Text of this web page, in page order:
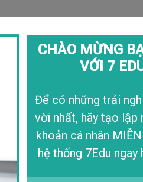
Liên Hệ
CHÀO MỪNG
VỚI 7
Để có những trải
vời nhất, hãy tạo lập
khoản cá nhân
hệ thống 7Edu ngay